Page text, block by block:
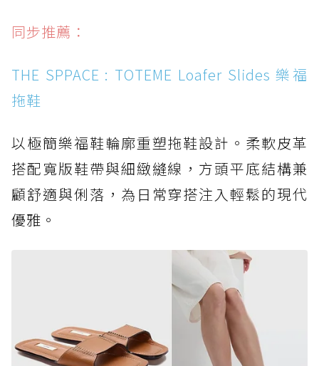
同步推薦：
THE SPPACE : TOTEME Loafer Slides 樂福
拖鞋
以極簡樂福鞋輪廓重塑拖鞋設計。柔軟皮革
搭配寬版鞋帶與細緻縫線，方頭平底結構兼
顧舒適與俐落，為日常穿搭注入輕鬆的現代
優雅。